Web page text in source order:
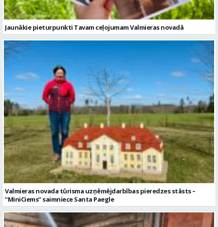
Valmieras novada tūrisma uzņēmējdarbības pieredzes stāsts –
“MiniCiems” saimniece Santa Paegle